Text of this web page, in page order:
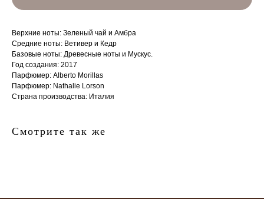
Верхние ноты: Зеленый чай и Амбра
Средние ноты: Ветивер и Кедр
Базовые ноты: Древесные ноты и Мускус.
Год создания: 2017
Парфюмер: Alberto Morillas
Парфюмер: Nathalie Lorson
Страна производства: Италия
Смотрите так же
главная каталог
о
нас